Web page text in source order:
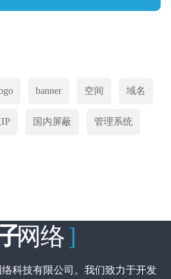
banner 空间 域名
国内屏蔽 管理系统
网络]
科技有限公司。我们致力于开发